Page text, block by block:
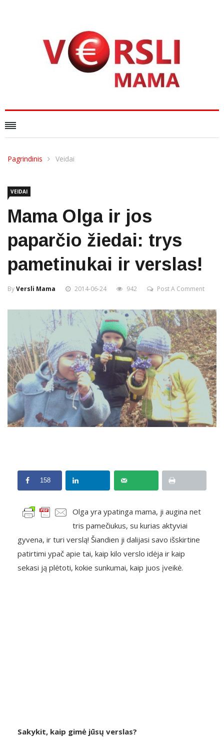
Pagrindinis Veidai
VEIDAI
Mama Olga ir jos
paparčio žiedai: trys
pametinukai ir verslas!
ByVersli Mama 2014-06-24 942 Post A Comment
158
Olga yra ypatinga mama, ji augina net
tris pamečiukus, su kurias aktyviai
gyvena, ir turi verslą! Šiandien ji dalijasi savo išskirtine
patirtimi ypač apie tai, kaip kilo verslo idėja ir kaip
sekasi ją plėtoti, kokie sunkumai, kaip juos įveikė.
Sakykit, kaip gimė jūsų verslas?